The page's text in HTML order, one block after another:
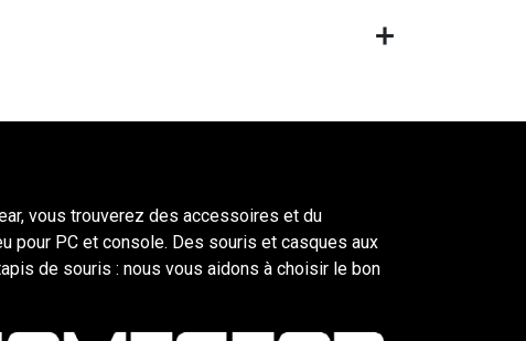
vous trouverez des accessoires et du
pour PC et console. Des souris et casques aux
de souris : nous vous aidons à choisir le bon